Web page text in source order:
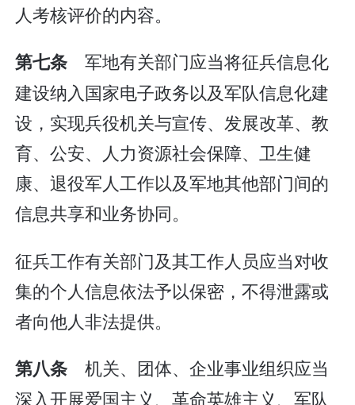
人考核评价的内容。
第七条 军地有关部门应当将征兵信息化
建设纳入国家电子政务以及军队信息化建
设，实现兵役机关与宣传、发展改革、教
育、公安、人力资源社会保障、卫生健
康、退役军人工作以及军地其他部门间的
信息共享和业务协同。
征兵工作有关部门及其工作人员应当对收
集的个人信息依法予以保密，不得泄露或
者向他人非法提供。
第八条 机关、团体、企业事业组织应当
深入开展爱国主义、革命英雄主义、军队